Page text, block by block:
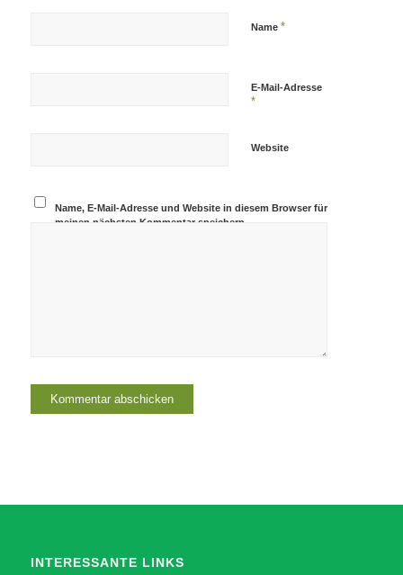
Name *
E-Mail-Adresse
*
Website
Name, E-Mail-Adresse und Website in diesem Browser für
meinen nächsten Kommentar speichern.
INTERESSANTE LINKS